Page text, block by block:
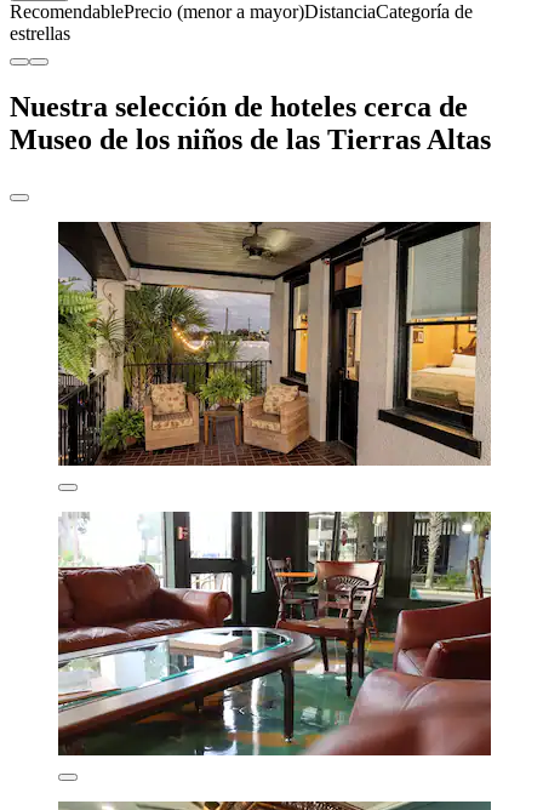
RecomendablePrecio (menor a mayor)DistanciaCategoría de
estrellas
Nuestra selección de hoteles cerca de
Museo de los niños de las Tierras Altas